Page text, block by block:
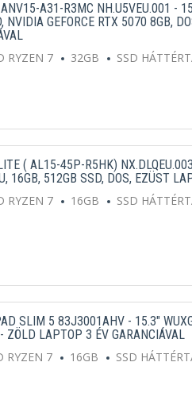
A31-R3MC NH.U5VEU.001 -
NVIDIA GEFORCE RTX 5070 8GB,
RYZEN 7 32GB SSD
( AL15-45P-R5HK)
16GB, 512GB SSD, DOS, EZÜST
RYZEN 7 16GB SSD
SLIM 5 83J3001AHV - 15.3"
ZÖLD LAPTOP 3 ÉV GARANCIÁVAL
RYZEN 7 16GB SSD